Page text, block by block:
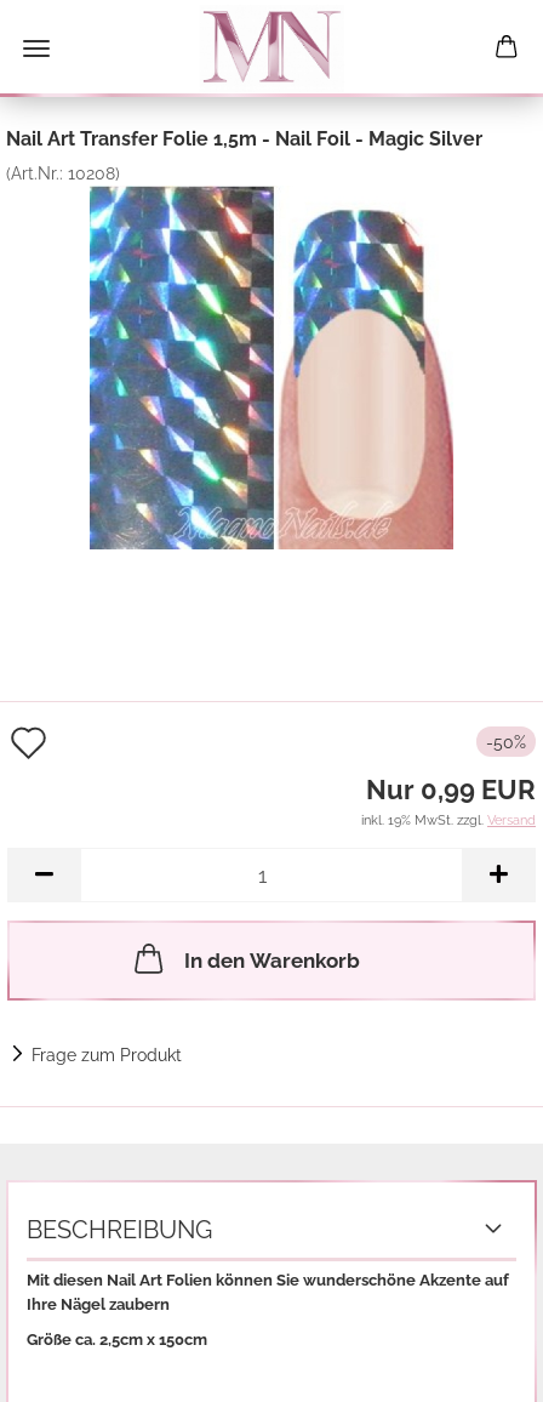
Nail Art Transfer Folie 1,5m - Nail Foil - Magic Silver
(Art.Nr.: 10208)
-50%
Nur 0,99 EUR
inkl. 19% MwSt. zzgl. Versand
In den Warenkorb
Frage zum Produkt
BESCHREIBUNG
Mit diesen Nail Art Folien können Sie wunderschöne Akzente auf
Ihre Nägel zaubern
Größe ca. 2,5cm x 150cm